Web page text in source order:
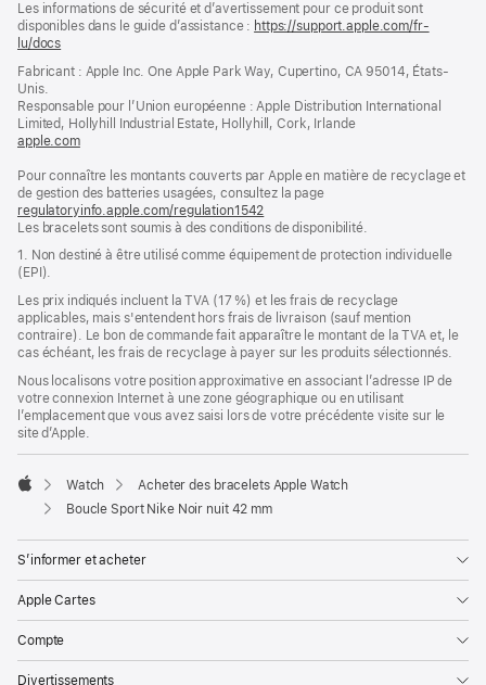
de
page
de
bas
page
Les informations de sécurité et d’avertissement pour ce produit sont
disponibles dans le guide d’assistance : https://support.apple.com/fr-
lu/docs
une
fenêtre)
Fabricant : Apple Inc. One Apple Park Way, Cupertino, CA 95014, États-
Unis.
Responsable pour l’Union européenne : Apple Distribution International
Limited, Hollyhill Industrial Estate, Hollyhill, Cork, Irlande
apple.com(s’ouvre
une
nouvelle
fenêtre)
Pour connaître les montants couverts par Apple en matière de recyclage et
de gestion des batteries usagées, consultez la page
regulatoryinfo.apple.com/regulation1542
dans
nouvelle
Les bracelets sont soumis à des conditions de disponibilité.
1. Non destiné à être utilisé comme équipement de protection individuelle
(EPI).
Les prix indiqués incluent la TVA (17 %) et les frais de recyclage
applicables, mais s'entendent hors frais de livraison (sauf mention
contraire). Le bon de commande fait apparaître le montant de la TVA et, le
cas échéant, les frais de recyclage à payer sur les produits sélectionnés.
Nous localisons votre position approximative en associant l’adresse IP de
votre connexion Internet à une zone géographique ou en utilisant
l’emplacement que vous avez saisi lors de votre précédente visite sur le
site d’Apple.
Apple
Watch
Acheter des bracelets Apple Watch
Boucle Sport Nike Noir nuit 42 mm
S’informer et acheter
Apple Cartes
Compte
Divertissements